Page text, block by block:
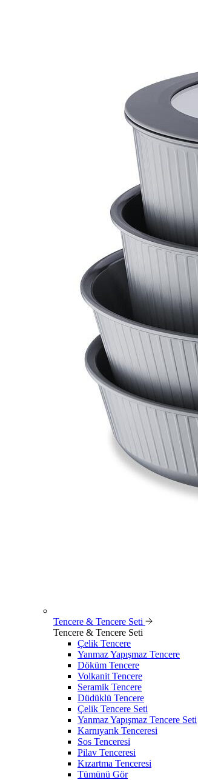
Tencere & Tencere Seti
Tencere & Tencere Seti
Çelik Tencere
Yanmaz Yapışmaz Tencere
Döküm Tencere
Volkanit Tencere
Seramik Tencere
Düdüklü Tencere
Çelik Tencere Seti
Yanmaz Yapışmaz Tencere Seti
Karnıyarık Tenceresi
Sos Tenceresi
Pilav Tenceresi
Kızartma Tenceresi
Tümünü Gör